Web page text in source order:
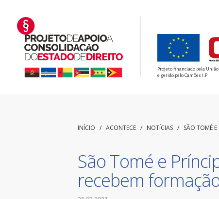
Projeto financiado pela
e gerido pelo Camões I.P
INÍCIO / ACONTECE / NOTÍCIAS / SÃO TOMÉ E
São Tomé e
recebem